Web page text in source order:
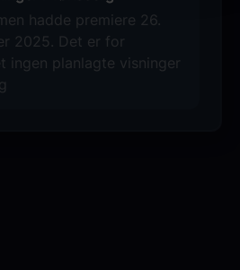
hadde premiere 26.
2025. Det er for
ingen planlagte visninger